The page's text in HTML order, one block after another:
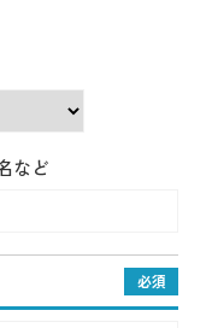
など
必須